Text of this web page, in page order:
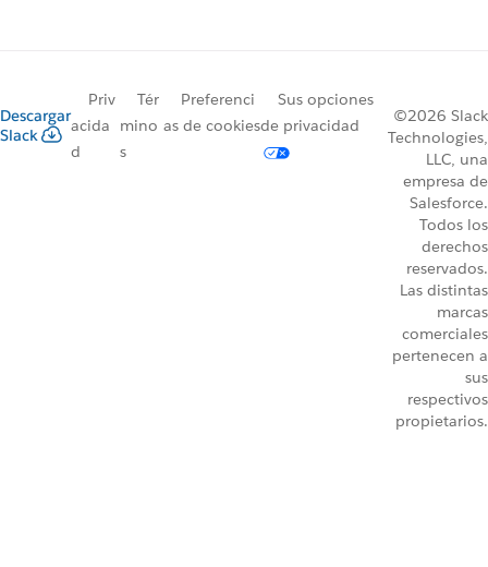
Descargar
Slack
Priv
acida
d
Tér
mino
s
Preferenci
as de cookies
Sus opciones
de privacidad
©2026 Slack
Technologies,
LLC, una
empresa de
Salesforce.
Todos los
derechos
reservados.
Las distintas
marcas
comerciales
pertenecen a
sus
respectivos
propietarios.